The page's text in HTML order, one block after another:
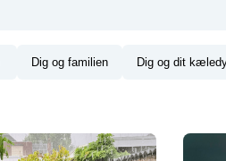
Dig og familien Dig og dit